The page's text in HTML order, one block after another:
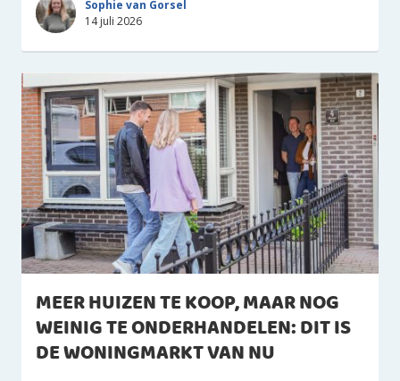
Sophie van Gorsel
14 juli 2026
MEER HUIZEN TE KOOP, MAAR NOG
WEINIG TE ONDERHANDELEN: DIT IS
DE WONINGMARKT VAN NU